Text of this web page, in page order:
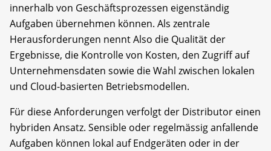
innerhalb von Geschäftsprozessen eigenständig
Aufgaben übernehmen können. Als zentrale
Herausforderungen nennt Also die Qualität der
Ergebnisse, die Kontrolle von Kosten, den Zugriff auf
Unternehmensdaten sowie die Wahl zwischen lokalen
und Cloud-basierten Betriebsmodellen.
Für diese Anforderungen verfolgt der Distributor einen
hybriden Ansatz. Sensible oder regelmässig anfallende
Aufgaben können lokal auf Endgeräten oder in der